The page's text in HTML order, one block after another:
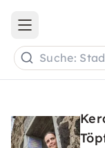
Open main menu
Suche: